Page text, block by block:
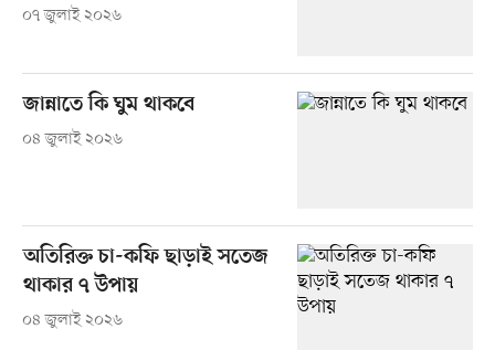
০৭ জুলাই ২০২৬
জান্নাতে কি ঘুম থাকবে
০৪ জুলাই ২০২৬
অতিরিক্ত চা-কফি ছাড়াই সতেজ
থাকার ৭ উপায়
০৪ জুলাই ২০২৬